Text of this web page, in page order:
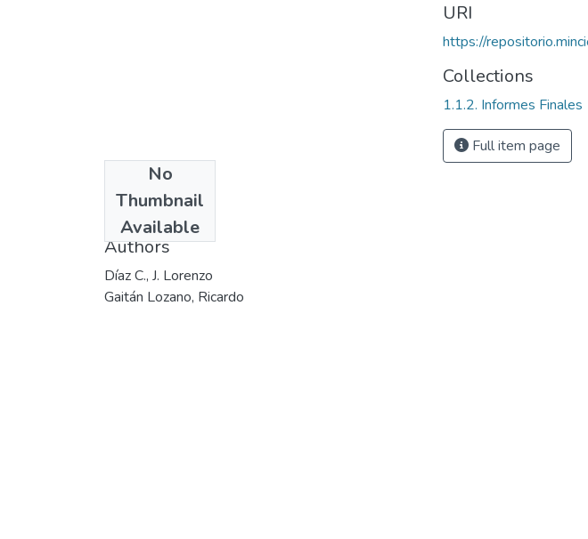
No
Thumbnail
Available
2001
Authors
Díaz C., J. Lorenzo
Gaitán Lozano, Ricardo
URI
https://
Collections
1.1.2. Informes Finales
Full item page